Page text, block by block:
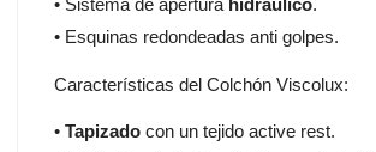
• Sistema de apertura hidráulico.
• Esquinas redondeadas anti golpes.
Características del Colchón Viscolux:
•Tapizado con un tejido active rest.